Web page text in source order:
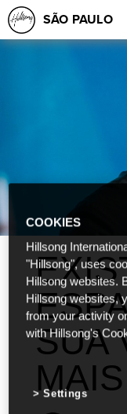
SÃO PAULO
SUA
COOKIES
Hillsong
"Hillsong", uses
Hillsong websites.
Hillsong websites,
from your activity
with Hillsong's
Settings